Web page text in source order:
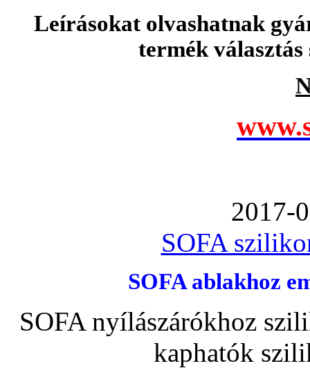
Leírásokat olvashatnak
termék
2017-
SOFA
SOFA ablakhoz
SOFA nyílászárókhoz
kaphatók